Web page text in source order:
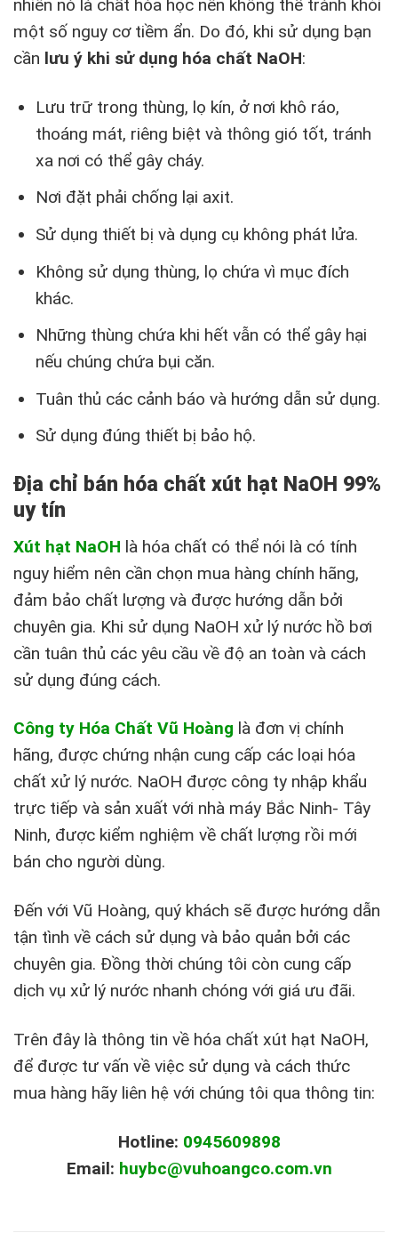
nhiên nó là chất hóa học nên không thể tránh khỏi
một số nguy cơ tiềm ẩn. Do đó, khi sử dụng bạn
cần lưu ý khi sử dụng hóa chất NaOH:
Lưu trữ trong thùng, lọ kín, ở nơi khô ráo,
thoáng mát, riêng biệt và thông gió tốt, tránh
xa nơi có thể gây cháy.
Nơi đặt phải chống lại axit.
Sử dụng thiết bị và dụng cụ không phát lửa.
Không sử dụng thùng, lọ chứa vì mục đích
khác.
Những thùng chứa khi hết vẫn có thể gây hại
nếu chúng chứa bụi căn.
Tuân thủ các cảnh báo và hướng dẫn sử dụng.
Sử dụng đúng thiết bị bảo hộ.
Địa chỉ bán hóa chất xút hạt NaOH 99%
uy tín
Xút hạt NaOH là hóa chất có thể nói là có tính
nguy hiểm nên cần chọn mua hàng chính hãng,
đảm bảo chất lượng và được hướng dẫn bởi
chuyên gia. Khi sử dụng NaOH xử lý nước hồ bơi
cần tuân thủ các yêu cầu về độ an toàn và cách
sử dụng đúng cách.
Công ty Hóa Chất Vũ Hoàng là đơn vị chính
hãng, được chứng nhận cung cấp các loại hóa
chất xử lý nước. NaOH được công ty nhập khẩu
trực tiếp và sản xuất với nhà máy Bắc Ninh- Tây
Ninh, được kiểm nghiệm về chất lượng rồi mới
bán cho người dùng.
Đến với Vũ Hoàng, quý khách sẽ được hướng dẫn
tận tình về cách sử dụng và bảo quản bởi các
chuyên gia. Đồng thời chúng tôi còn cung cấp
dịch vụ xử lý nước nhanh chóng với giá ưu đãi.
Trên đây là thông tin về hóa chất xút hạt NaOH,
để được tư vấn về việc sử dụng và cách thức
mua hàng hãy liên hệ với chúng tôi qua thông tin:
Hotline: 0945609898
Email: huybc@vuhoangco.com.vn